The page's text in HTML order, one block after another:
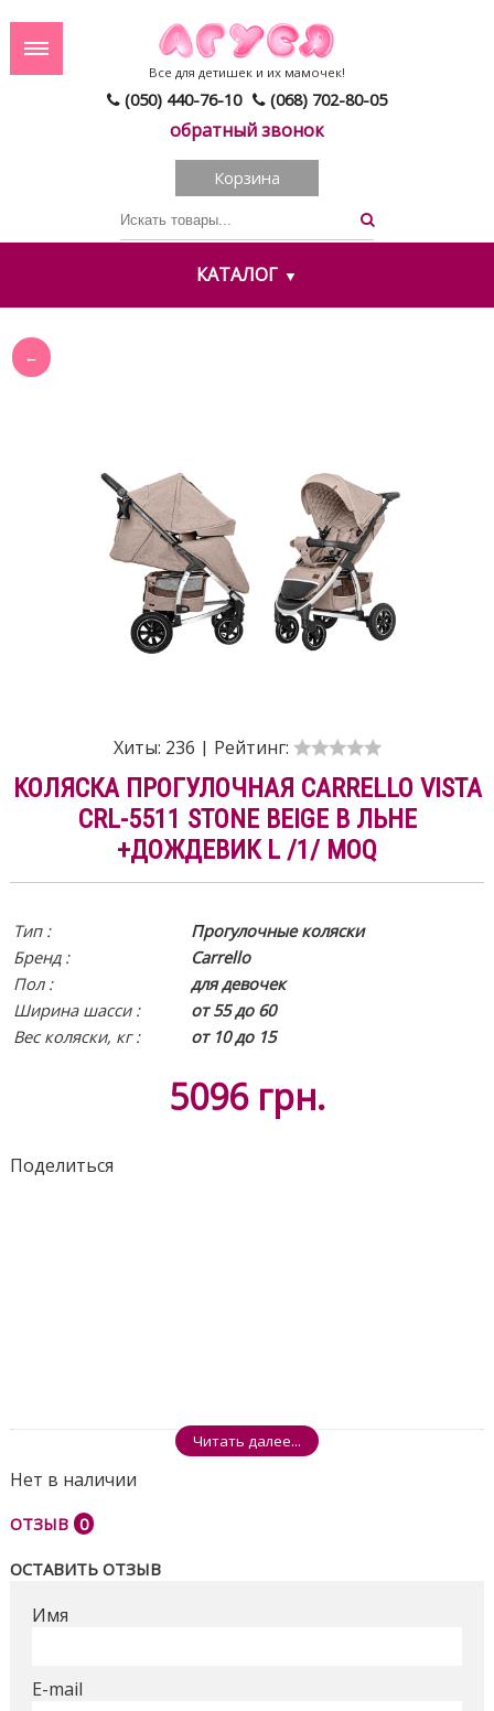
(050) 440-76-10 (068) 702-80-05
обратный звонок
Все для детишек и их мамочек!
Корзина
КАТАЛОГ
Хиты: 236 | Рейтинг:
КОЛЯСКА ПРОГУЛОЧНАЯ CARRELLO VISTA
CRL-5511 STONE BEIGE В ЛЬНЕ
+ДОЖДЕВИК L /1/ MOQ
Тип :
Прогулочные коляски
Бренд :
Carrello
Пол :
для девочек
Ширина шасси :
от 55 до 60
Вес коляски, кг :
от 10 до 15
5096 грн.
Поделиться
Читать далее...
Нет в наличии
ОТЗЫВ 0
ОСТАВИТЬ ОТЗЫВ
Имя
E-mail